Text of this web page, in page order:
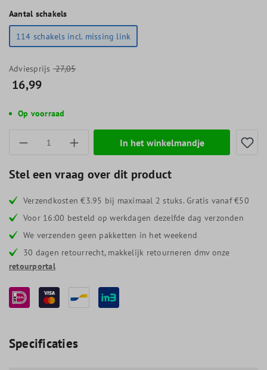
Aantal schakels
114 schakels incl. missing link
Adviesprijs 27,05
16,99
Op voorraad
Producthoeveelheid: Voer de gewenste
In het winkelmandje
Stel een vraag over dit product
Verzendkosten €3.95 bij maximaal 2 stuks. Gratis vanaf €50
Voor 16:00 besteld op werkdagen dezelfde dag verzonden
We verzenden geen pakketten in het weekend
30 dagen retourrecht, makkelijk retourneren dmv onze
retourportal
Specificaties